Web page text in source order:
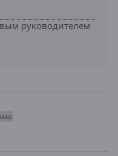
руководителем